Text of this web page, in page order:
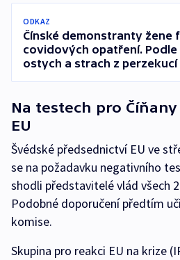
ODKAZ
Čínské demonstranty žene
covidových opatření.
ostych a strach z perzekucí
Na testech pro
EU
Švédské předsednictví EU ve
se na požadavku negativního
shodli představitelé vlád všech
Podobné doporučení předtím
komise.
Skupina pro reakci EU na krize